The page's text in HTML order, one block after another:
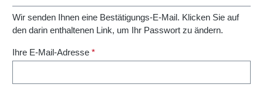
Wir senden Ihnen eine Bestätigungs-E-Mail. Klicken Sie auf
den darin enthaltenen Link, um Ihr Passwort zu ändern.
Ihre E-Mail-Adresse *